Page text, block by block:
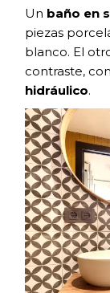
Un baño en
piezas
blanco. El
contraste,
hidráulico.